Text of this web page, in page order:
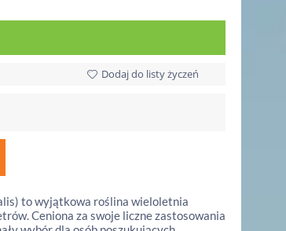
Dodaj do listy życzeń
to wyjątkowa roślina wieloletnia
Ceniona za swoje liczne zastosowania